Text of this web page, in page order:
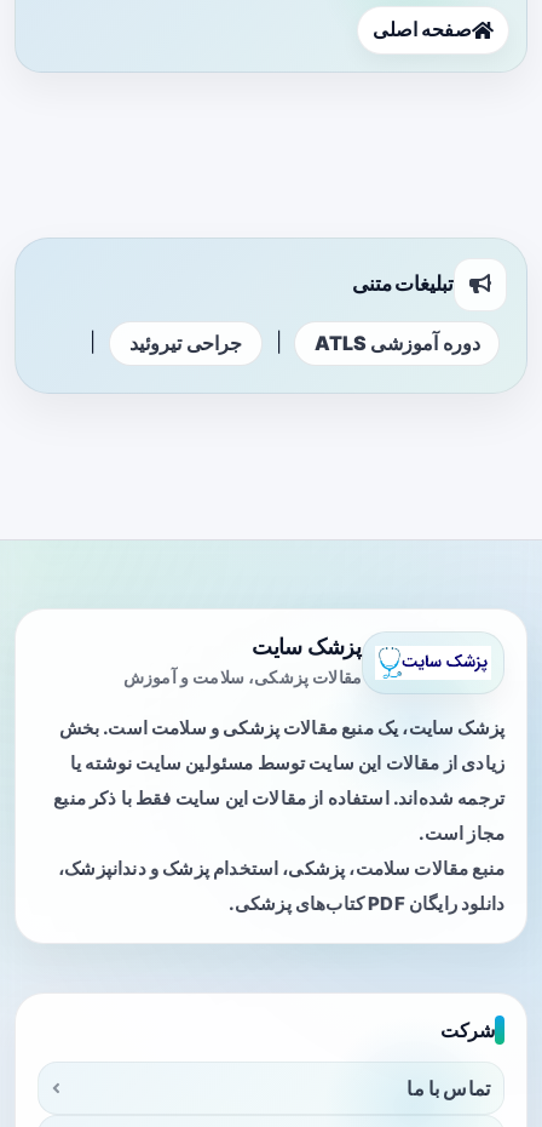
صفحه اصلی
تبلیغات متنی
دوره آموزشی ATLS جراحی تیروئید
پزشک سایت
مقالات پزشکی، سلامت و آموزش
پزشک سایت، یک منبع مقالات پزشکی و سلامت است. بخش
زیادی از مقالات این سایت توسط مسئولین سایت نوشته یا
ترجمه شده‌اند. استفاده از مقالات این سایت فقط با ذکر منبع
مجاز است.
منبع مقالات سلامت، پزشکی، استخدام پزشک و دندانپزشک،
دانلود رایگان PDF کتاب‌های پزشکی.
شرکت
تماس با ما